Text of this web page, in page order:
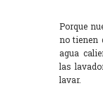
Porque
no tienen
agua
las
lavar.